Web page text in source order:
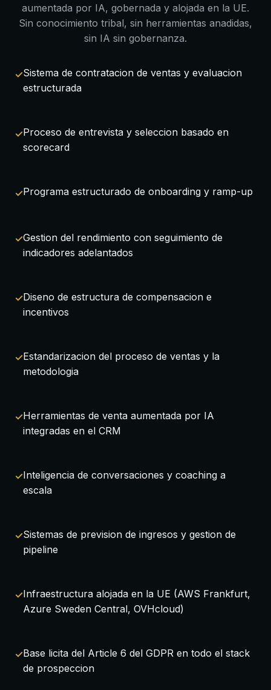
aumentada por IA, gobernada y alojada en la UE.
Sin conocimiento tribal, sin herramientas anadidas,
sin IA sin gobernanza.
Sistema de contratacion de ventas y evaluacion
estructurada
Proceso de entrevista y seleccion basado en
scorecard
Programa estructurado de onboarding y ramp-up
Gestion del rendimiento con seguimiento de
indicadores adelantados
Diseno de estructura de compensacion e
incentivos
Estandarizacion del proceso de ventas y la
metodologia
Herramientas de venta aumentada por IA
integradas en el CRM
Inteligencia de conversaciones y coaching a
escala
Sistemas de prevision de ingresos y gestion de
pipeline
Infraestructura alojada en la UE (AWS Frankfurt,
Azure Sweden Central, OVHcloud)
Base licita del Article 6 del GDPR en todo el stack
de prospeccion